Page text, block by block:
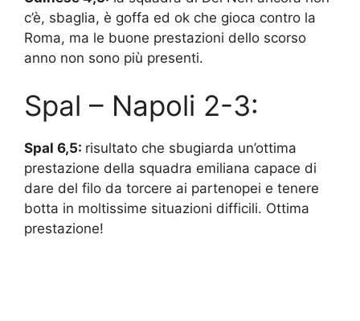
c’è, sbaglia, è goffa ed ok che gioca contro la
Roma, ma le buone prestazioni dello scorso
anno non sono più presenti.
Spal – Napoli 2-3:
Spal 6,5: risultato che sbugiarda un’ottima
prestazione della squadra emiliana capace di
dare del filo da torcere ai partenopei e tenere
botta in moltissime situazioni difficili. Ottima
prestazione!